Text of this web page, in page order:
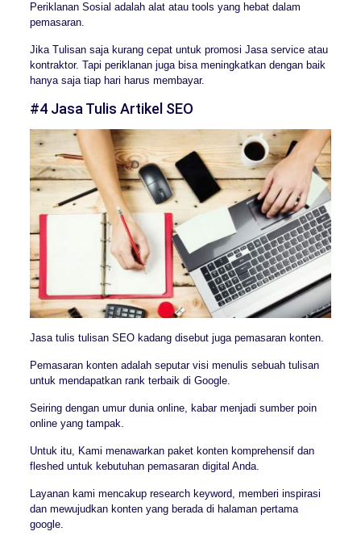
Periklanan Sosial adalah alat atau tools yang hebat dalam
pemasaran.
Jika Tulisan saja kurang cepat untuk promosi Jasa service atau
kontraktor. Tapi periklanan juga bisa meningkatkan dengan baik
hanya saja tiap hari harus membayar.
#4 Jasa Tulis Artikel SEO
Jasa tulis tulisan SEO kadang disebut juga pemasaran konten.
Pemasaran konten adalah seputar visi menulis sebuah tulisan
untuk mendapatkan rank terbaik di Google.
Seiring dengan umur dunia online, kabar menjadi sumber poin
online yang tampak.
Untuk itu, Kami menawarkan paket konten komprehensif dan
fleshed untuk kebutuhan pemasaran digital Anda.
Layanan kami mencakup research keyword, memberi inspirasi
dan mewujudkan konten yang berada di halaman pertama
google.